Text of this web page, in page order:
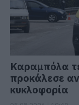
Καραμπόλα
προκάλεσε
κυκλοφορία